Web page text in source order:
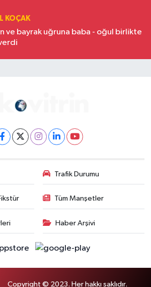
KOÇAK
ve bayrak uğruna baba - oğul birlikte
Trafik Durumu
Tüm Manşetler
Haber Arşivi
Copyright © 2023. Her hakkı saklıdır.